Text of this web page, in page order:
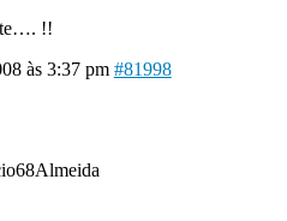
!!
às 3:37 pm #81998